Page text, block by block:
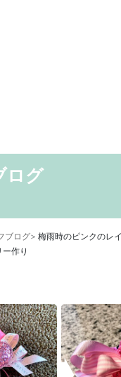
たるみ治療
アトピー・花粉症
リニック
サプリメン
青除去
ダイエット
キビクリア
ニキビ治
凹み（ニキビ痕のク
ニキビ痕のクレータ
2026年4月
ログ
ブログ> 梅雨時のピンクのレ
作り